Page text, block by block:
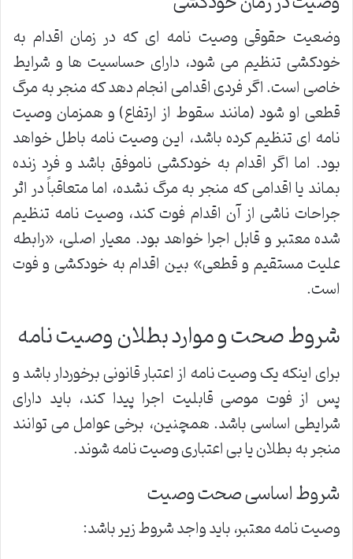
وضعیت حقوقی وصیت نامه ای که در زمان اقدام به
خودکشی تنظیم می شود، دارای حساسیت ها و شرایط
خاصی است. اگر فردی اقدامی انجام دهد که منجر به مرگ
قطعی او شود (مانند سقوط از ارتفاع) و همزمان وصیت
نامه ای تنظیم کرده باشد، این وصیت نامه باطل خواهد
بود. اما اگر اقدام به خودکشی ناموفق باشد و فرد زنده
بماند یا اقدامی که منجر به مرگ نشده، اما متعاقباً در اثر
جراحات ناشی از آن اقدام فوت کند، وصیت نامه تنظیم
شده معتبر و قابل اجرا خواهد بود. معیار اصلی، «رابطه
علیت مستقیم و قطعی» بین اقدام به خودکشی و فوت
است.
شروط صحت و موارد بطلان وصیت نامه
برای اینکه یک وصیت نامه از اعتبار قانونی برخوردار باشد و
پس از فوت موصی قابلیت اجرا پیدا کند، باید دارای
شرایطی اساسی باشد. همچنین، برخی عوامل می توانند
منجر به بطلان یا بی اعتباری وصیت نامه شوند.
شروط اساسی صحت وصیت
وصیت نامه معتبر، باید واجد شروط زیر باشد: